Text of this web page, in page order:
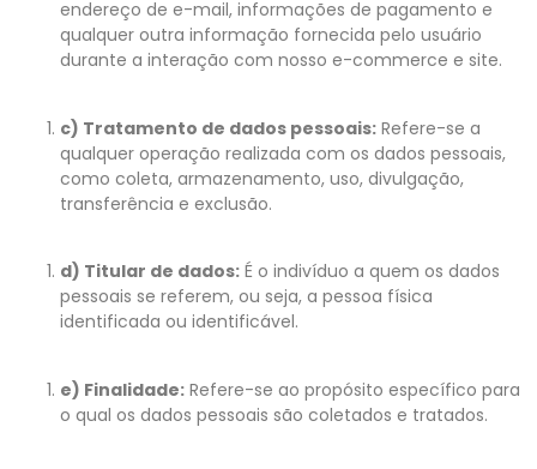
endereço de e-mail, informações de pagamento e
qualquer outra informação fornecida pelo usuário
durante a interação com nosso e-commerce e site.
c) Tratamento de dados pessoais: Refere-se a
qualquer operação realizada com os dados pessoais,
como coleta, armazenamento, uso, divulgação,
transferência e exclusão.
d) Titular de dados: É o indivíduo a quem os dados
pessoais se referem, ou seja, a pessoa física
identificada ou identificável.
e) Finalidade: Refere-se ao propósito específico para
o qual os dados pessoais são coletados e tratados.